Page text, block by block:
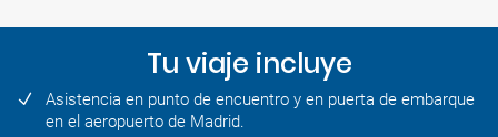
Tu viaje incluye
Asistencia en punto de encuentro y en puerta de embarque
en el aeropuerto de Madrid.